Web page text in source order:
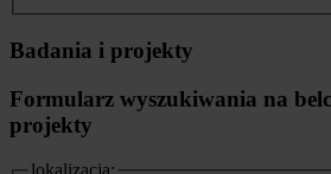
Badania i projekty
Formularz wyszukiwania na
projekty